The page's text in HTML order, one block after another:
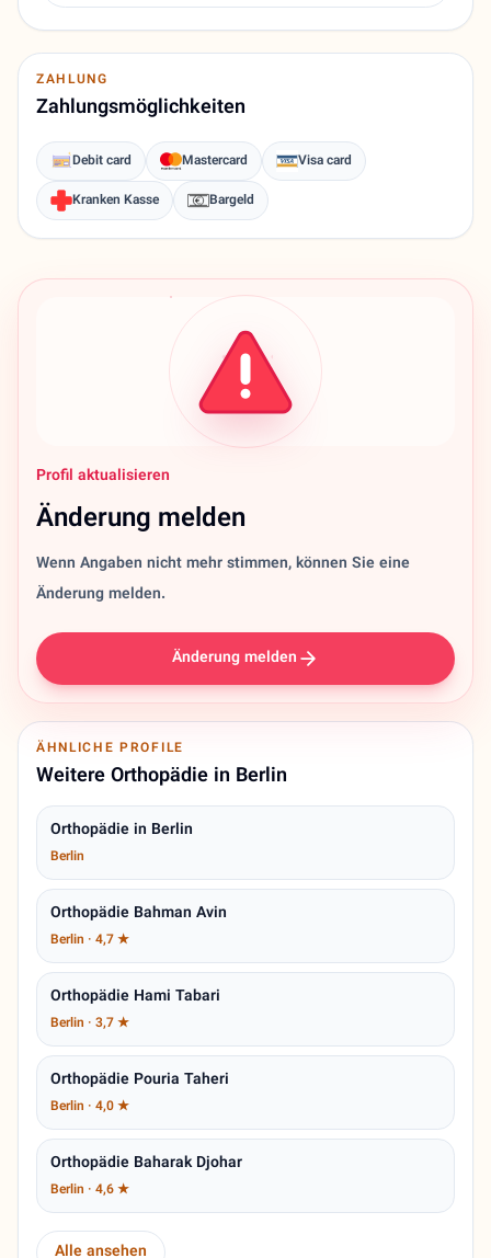
ZAHLUNG
Zahlungsmöglichkeiten
Debit card Mastercard
Visa card
Kranken Kasse
Bargeld
Profil aktualisieren
Änderung melden
Wenn Angaben nicht mehr stimmen, können Sie eine
Änderung melden.
Änderung melden
ÄHNLICHE PROFILE
Weitere Orthopädie in Berlin
Orthopädie in Berlin
Berlin
Orthopädie Bahman Avin
Berlin · 4,7 ★
Orthopädie Hami Tabari
Berlin · 3,7 ★
Orthopädie Pouria Taheri
Berlin · 4,0 ★
Orthopädie Baharak Djohar
Berlin · 4,6 ★
Alle ansehen